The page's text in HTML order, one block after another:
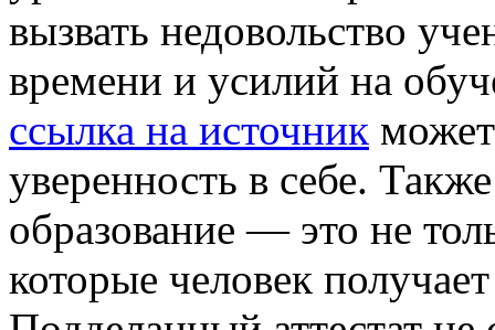
вызвать недовольство
времени и усилий на
ссылка на источник
уверенность в себе.
образование — это не
которые человек